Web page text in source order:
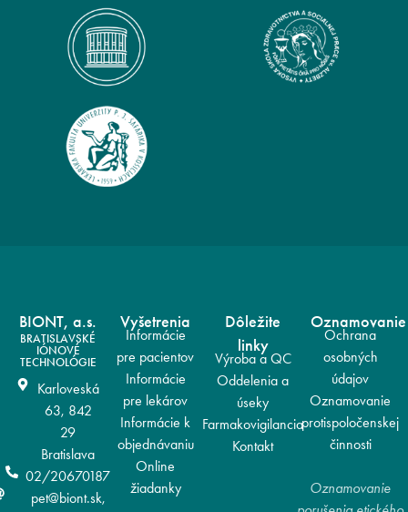
BIONT, a.s.
BRATISLAVSKÉ
IÓNOVÉ
TECHNOLÓGIE
Karloveská
63, 842
29
Bratislava
02/20670187
pet@biont.sk,
Vyšetrenia
Informácie
pre pacientov
Informácie
pre lekárov
Informácie k
objednávaniu
Online
žiadanky
Dôležite
linky
Výroba a QC
Oddelenia a
úseky
Farmakovigilancia
Kontakt
Oznamovanie
Ochrana
osobných
údajov
Oznamovanie
protispoločenskej
činnosti
Oznamovanie